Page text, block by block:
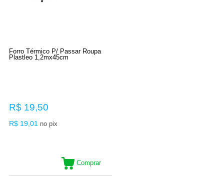
Forro Térmico P/ Passar Roupa
Plastleo 1,2mx45cm
R$ 19,50
R$ 19,01 no pix
Comprar